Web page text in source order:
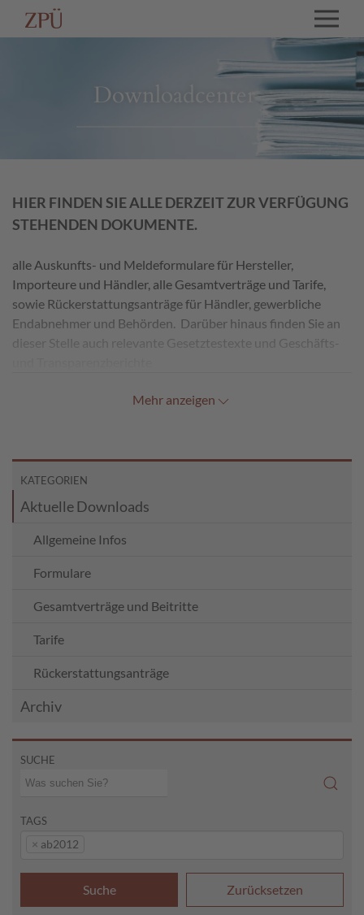
Downloadcenter
HIER FINDEN SIE ALLE DERZEIT ZUR VERFÜGUNG
STEHENDEN DOKUMENTE.
alle Auskunfts- und Meldeformulare für Hersteller,
Importeure und Händler, alle Gesamtverträge und Tarife,
sowie Rückerstattungsanträge für Händler, gewerbliche
Endabnehmer und Behörden. Darüber hinaus finden Sie an
dieser Stelle auch relevante Gesetztestexte und Geschäfts-
Mehr anzeigen
KATEGORIEN
Aktuelle Downloads
Allgemeine Infos
Formulare
Gesamtverträge und Beitritte
Tarife
Rückerstattungsanträge
Archiv
SUCHE
TAGS
× ab2012
Suche Zurücksetzen